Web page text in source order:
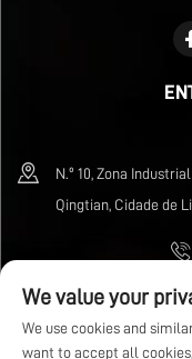
N.º 10, Zona
Qingtian, Cidade de
We value your
We use cookies and
want to accept all